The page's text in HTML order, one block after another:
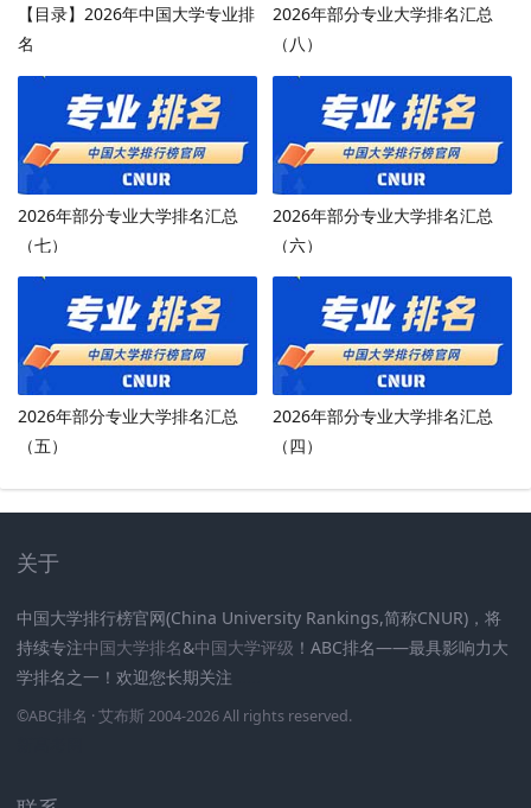
【目录】2026年中国大学专业排
名
2026年部分专业大学排名汇总
（八）
2026年部分专业大学排名汇总
（七）
2026年部分专业大学排名汇总
（六）
2026年部分专业大学排名汇总
（五）
2026年部分专业大学排名汇总
（四）
关于
中国大学排行榜官网(China University Rankings,简称CNUR)，将
持续专注中国大学排名&中国大学评级 ！ABC排名——最具影响力大
学排名之一！欢迎您长期关注
©ABC排名 · 艾布斯 2004-2026 All rights reserved.